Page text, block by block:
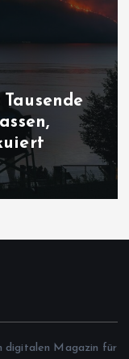
digitalen Magazin für